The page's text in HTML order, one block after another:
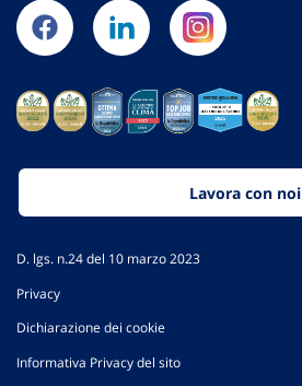
Lavora con noi
D. lgs. n.24 del 10 marzo 2023
Privacy
Dichiarazione dei cookie
Informativa Privacy del sito